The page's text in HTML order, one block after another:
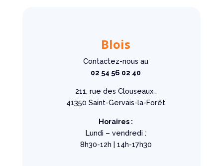
Blois
Contactez-nous au
02 54 56 02 40
211, rue des Clouseaux ,
41350 Saint-Gervais-la-Forêt
Horaires :
Lundi – vendredi :
8h30-12h | 14h-17h30